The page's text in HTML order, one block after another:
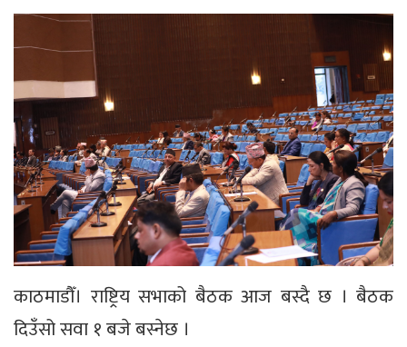
काठमाडौँ। राष्ट्रिय सभाको बैठक आज बस्दै छ । बैठक
दिउँसो सवा १ बजे बस्नेछ ।